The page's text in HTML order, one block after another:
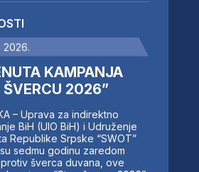
2026.
KAMPANJA
ŠVERCU 2026”
– Uprava za indirektno
BiH (UIO BiH) i Udruženje
Republike Srpske “SWOT”
sedmu godinu zaredom
šverca duvana, ove